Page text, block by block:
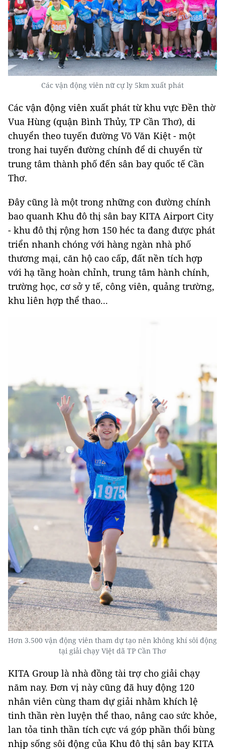
Các vận động viên nữ cự ly 5km xuất phát
Các vận động viên xuất phát từ khu vực Đền thờ
Vua Hùng (quận Bình Thủy, TP Cần Thơ), di
chuyển theo tuyến đường Võ Văn Kiệt - một
trong hai tuyến đường chính để di chuyển từ
trung tâm thành phố đến sân bay quốc tế Cần
Thơ.
Đây cũng là một trong những con đường chính
bao quanh Khu đô thị sân bay KITA Airport City
- khu đô thị rộng hơn 150 héc ta đang được phát
triển nhanh chóng với hàng ngàn nhà phố
thương mại, căn hộ cao cấp, đất nền tích hợp
với hạ tầng hoàn chỉnh, trung tâm hành chính,
trường học, cơ sở y tế, công viên, quảng trường,
khu liên hợp thể thao...
Hơn 3.500 vận động viên tham dự tạo nên không khí sôi động
tại giải chạy Việt dã TP Cần Thơ
KITA Group là nhà đồng tài trợ cho giải chạy
năm nay. Đơn vị này cũng đã huy động 120
nhân viên cùng tham dự giải nhằm khích lệ
tinh thần rèn luyện thể thao, nâng cao sức khỏe,
lan tỏa tinh thần tích cực vá góp phần thổi bùng
nhịp sống sôi động của Khu đô thị sân bay KITA